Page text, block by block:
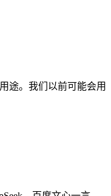
途。我们以前可能会用